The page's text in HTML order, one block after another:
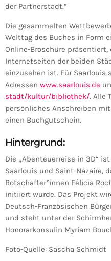
der Partnerstadt.“
Die gesammelten
Welttag des Buches in Form
Online-Broschüre
Internetseiten der beiden
einzusehen ist. Für Saarlouis
Adressen www.saarlouis.de
stadt/kultur/bibliothek/. Alle
persönliches Anschreiben
einen Buchgutschein.
Hintergrund:
Die „Abenteuerreise in 3D“
Saarlouis und Saint-Nazaire,
Botschafter*innen Félicia
initiiert wurde. Das Projekt
Deutsch-Französischen
und steht unter der
Honorarkonsulin Myriam
Foto-Quelle: Sascha Schmidt